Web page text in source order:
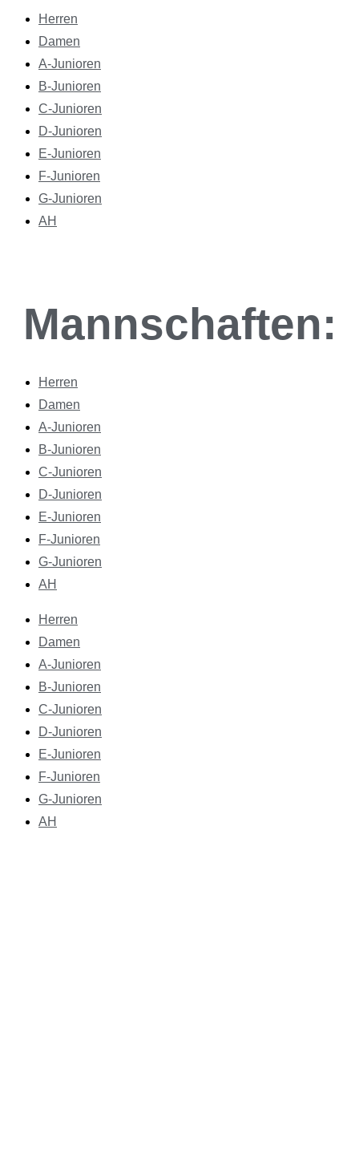
Herren
Damen
A-Junioren
B-Junioren
C-Junioren
D-Junioren
E-Junioren
F-Junioren
G-Junioren
AH
Mannschaften:
Herren
Damen
A-Junioren
B-Junioren
C-Junioren
D-Junioren
E-Junioren
F-Junioren
G-Junioren
AH
Herren
Damen
A-Junioren
B-Junioren
C-Junioren
D-Junioren
E-Junioren
F-Junioren
G-Junioren
AH